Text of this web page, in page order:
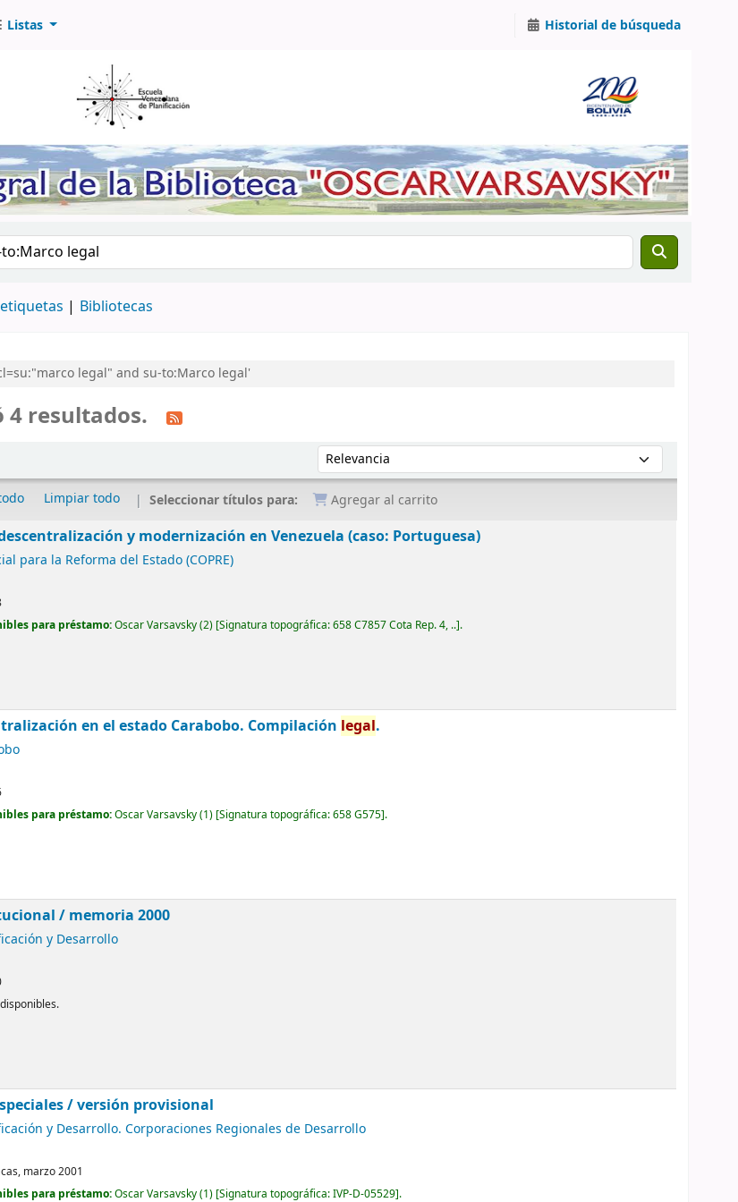
Listas Historial de búsqueda
clave
Bibliotecas
legal" and su-to:Marco legal'
4 resultados.
Ordenar por:
Limpiar todo Seleccionar títulos para: Agregar al carrito
y modernización en Venezuela (caso: Portuguesa)
para la Reforma del Estado (COPRE)
para préstamo:Oscar Varsavsky(2) Signatura topográfica:658 C7857 Cota Rep. 4, .. .
en el estado Carabobo. Compilación legal.
para préstamo:Oscar Varsavsky(1) Signatura topográfica:658 G575 .
/ memoria 2000
y Desarrollo
/ versión provisional
y Desarrollo. Corporaciones Regionales de Desarrollo
marzo 2001
para préstamo:Oscar Varsavsky(1) Signatura topográfica:IVP-D-05529 .